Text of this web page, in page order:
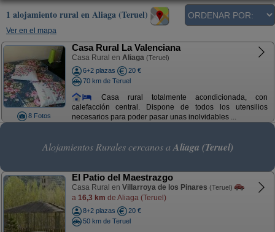
1 alojamiento rural en Aliaga (Teruel)
Ver en el mapa
8 Fotos
Casa Rural La Valenciana
Casa Rural en Aliaga (Teruel)
6+2 plazas
20 €
70 km de Teruel
Casa rural totalmente acondicionada, con
calefacción central. Dispone de todos los utensilios
necesarios para poder pasar unas inolvidables ...
Alojamientos Rurales cercanos a Aliaga (Teruel)
El Patio del Maestrazgo
Casa Rural en Villarroya de los Pinares (Teruel)
a 16,3 km de Aliaga (Teruel)
8+2 plazas
20 €
50 km de Teruel